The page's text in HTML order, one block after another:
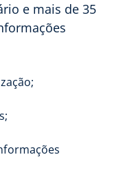
e mais de 35